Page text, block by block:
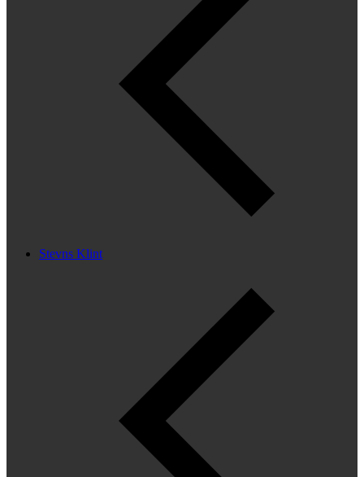
Stevns Klint